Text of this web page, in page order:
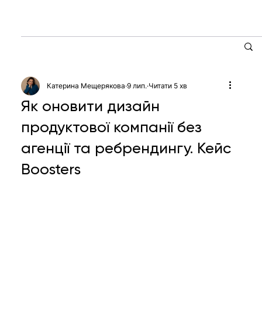
Як оновити дизайн
продуктової компанії без
агенції та ребрендингу. Кейс
Boosters
Катерина Мещерякова 9 лип. Читати 5 хв